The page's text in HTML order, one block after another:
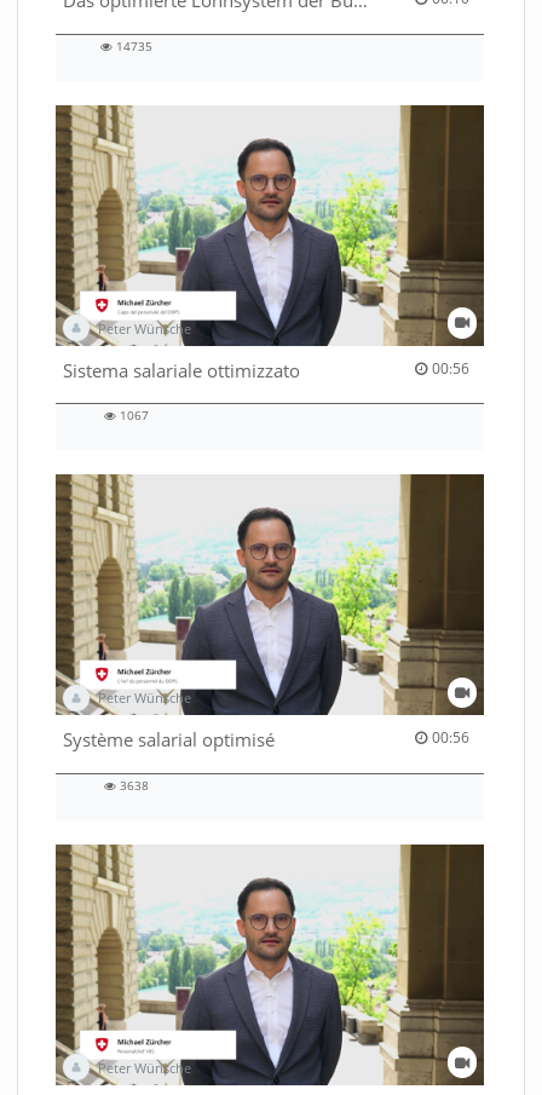
14735
Peter Wünsche
Sistema salariale ottimizzato 00:56
00:56 duration
1067
Peter Wünsche
Système salarial optimisé 00:56
00:56 duration
3638
Peter Wünsche